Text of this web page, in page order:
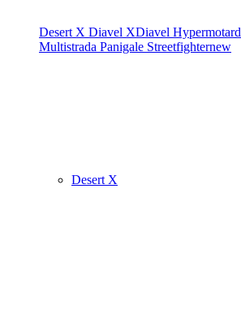
Desert X Diavel XDiavel Hypermotard
Multistrada Panigale Streetfighternew
Desert X